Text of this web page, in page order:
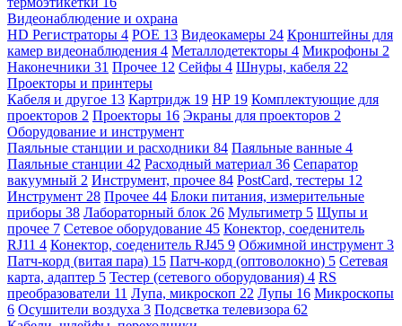
Видеонаблюдение и охрана
HD Регистраторы 4 POE 13 Видеокамеры 24 Кронштейны для
камер видеонаблюдения 4 Металлодетекторы 4 Микрофоны 2
Наконечники 31 Прочее 12 Сейфы 4 Шнуры, кабеля 22
Проекторы и принтеры
Кабеля и другое 13 Картридж 19 HP 19 Комплектующие для
проекторов 2 Проекторы 16 Экраны для проекторов 2
Оборудование и инструмент
Паяльные станции и расходники 84 Паяльные ванные 4
Паяльные станции 42 Расходный материал 36 Сепаратор
вакуумный 2 Инструмент, прочее 84 PostCard, тестеры 12
Инструмент 28 Прочее 44 Блоки питания, измерительные
приборы 38 Лабораторный блок 26 Мультиметр 5 Щупы и
прочее 7 Сетевое оборудование 45 Конектор, соеденитель
RJ11 4 Конектор, соеденитель RJ45 9 Обжимной инструмент 3
Патч-корд (витая пара) 15 Патч-корд (оптоволокно) 5 Сетевая
карта, адаптер 5 Тестер (сетевого оборудования) 4 RS
преобразователи 11 Лупа, микроскоп 22 Лупы 16 Микроскопы
6 Осушители воздуха 3 Подсветка телевизора 62